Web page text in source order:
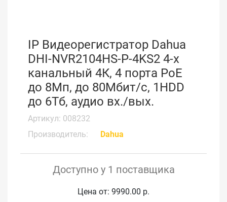
IP Видеорегистратор Dahua
DHI-NVR2104HS-P-4KS2 4-х
канальный 4К, 4 порта PoE
до 8Мп, до 80Мбит/с, 1HDD
до 6Тб, аудио вх./вых.
Артикул: 008232
Производитель:
Dahua
Доступно у 1 поставщика
Цена от: 9990.00 р.